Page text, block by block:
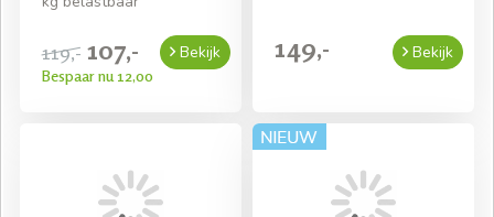
119,- 107,-
Bespaar nu 12,00
Bekijk 149,- Bekijk